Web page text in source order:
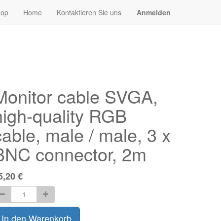
Home Kontaktieren Sie uns Anmelden
cable SVGA,
quality RGB
male / male, 3 x
connector, 2m
€
In den Warenkorb